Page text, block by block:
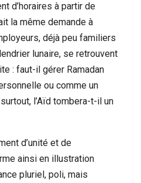
d’horaires à partir de
la même demande à
déjà peu familiers
lunaire, se retrouvent
: faut-il gérer Ramadan
ou comme un
l’Aïd tombera-t-il un
d’unité et de
ainsi en illustration
pluriel, poli, mais